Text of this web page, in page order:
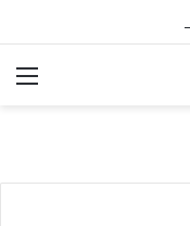
ثمن النهائي